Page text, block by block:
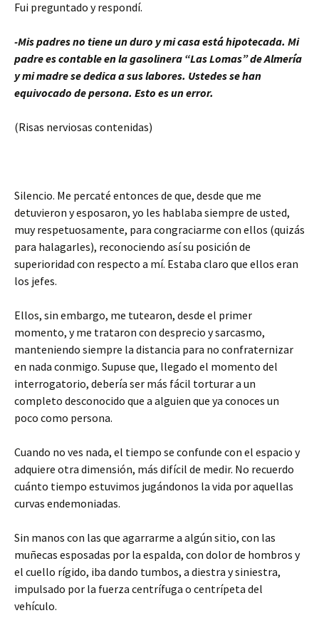
Fui preguntado y respondí.
-Mis padres no tiene un duro y mi casa está hipotecada. Mi
padre es contable en la gasolinera “Las Lomas” de Almería
y mi madre se dedica a sus labores. Ustedes se han
equivocado de persona. Esto es un error.
(Risas nerviosas contenidas)
Silencio. Me percaté entonces de que, desde que me
detuvieron y esposaron, yo les hablaba siempre de usted,
muy respetuosamente, para congraciarme con ellos (quizás
para halagarles), reconociendo así su posición de
superioridad con respecto a mí. Estaba claro que ellos eran
los jefes.
Ellos, sin embargo, me tutearon, desde el primer
momento, y me trataron con desprecio y sarcasmo,
manteniendo siempre la distancia para no confraternizar
en nada conmigo. Supuse que, llegado el momento del
interrogatorio, debería ser más fácil torturar a un
completo desconocido que a alguien que ya conoces un
poco como persona.
Cuando no ves nada, el tiempo se confunde con el espacio y
adquiere otra dimensión, más difícil de medir. No recuerdo
cuánto tiempo estuvimos jugándonos la vida por aquellas
curvas endemoniadas.
Sin manos con las que agarrarme a algún sitio, con las
muñecas esposadas por la espalda, con dolor de hombros y
el cuello rígido, iba dando tumbos, a diestra y siniestra,
impulsado por la fuerza centrífuga o centrípeta del
vehículo.